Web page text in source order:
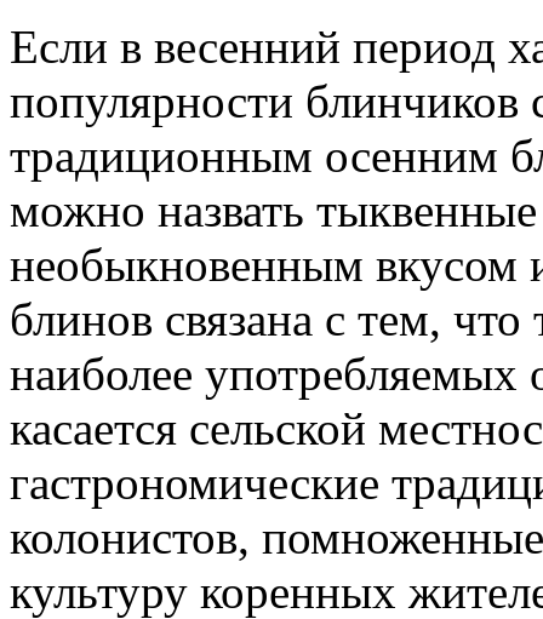
Если в весенний период
популярности
традиционным осенним
можно назвать
необыкновенным вкусом
блинов связана с тем,
наиболее
касается сельской
гастрономические
колонистов,
культуру коренных